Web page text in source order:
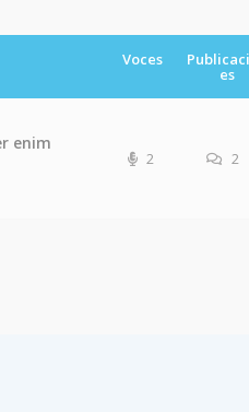
Voces
es
enim
2 2